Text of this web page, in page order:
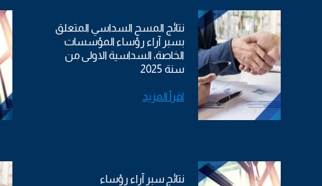
نتائج المسح السداسي المتعلق
بسبر آراء رؤساء المؤسسات
الخاصة، السداسية الاولى من
سنة 2025
اقرأ المزيد
نتائج سبر آراء رؤساء